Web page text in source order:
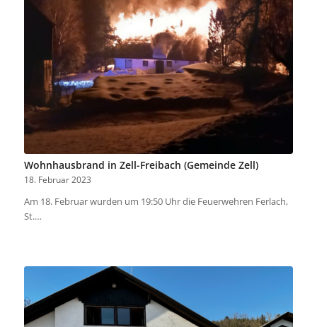
Wohnhausbrand in Zell-Freibach (Gemeinde Zell)
18. Februar 2023
Am 18. Februar wurden um 19:50 Uhr die Feuerwehren Ferlach,
St.…